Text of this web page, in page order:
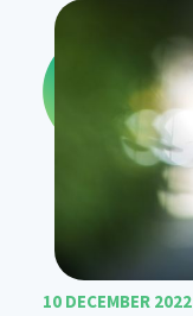
10 DECEMBER 2022